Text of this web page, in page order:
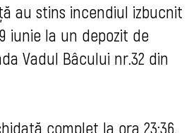
au stins incendiul izbucnit
iunie la un depozit de
Vadul Bâcului nr.32 din
complet la ora 23:36.